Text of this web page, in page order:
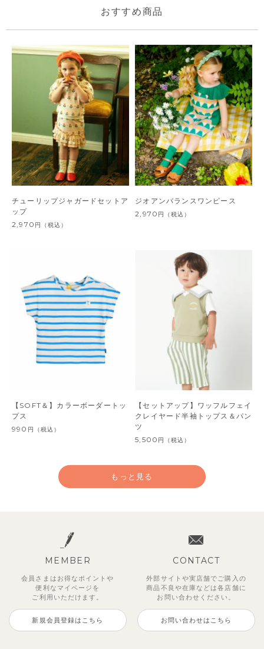
おすすめ商品
チューリップジャガードセットア
ップ
2,970 円 （税込）
ジオアンバランスワンピース
2,970 円 （税込）
【SOFT＆】カラーボーダートッ
プス
990 円 （税込）
【セットアップ】ワッフルフェイ
クレイヤード半袖トップス＆パン
ツ
5,500 円 （税込）
もっと見る
MEMBER
会員さまはお得なポイントや
便利な マイページを
ご利用いただけます。
新規会員登録はこちら
CONTACT
外部サイトや実店舗でご購入の
商品不良や在庫などは各店舗に
お問い合わせください。
お問い合わせはこちら